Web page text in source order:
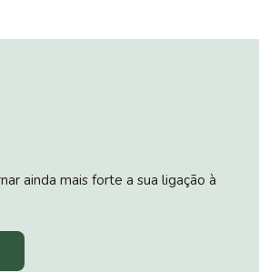
ainda mais forte a sua ligação à